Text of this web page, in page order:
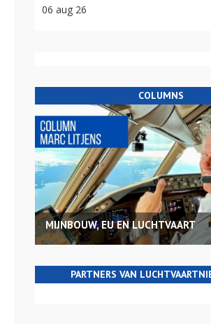
06 aug 26
COLUMNS
MIJNBOUW, EU EN LUCHTVAART
PARTNERS VAN